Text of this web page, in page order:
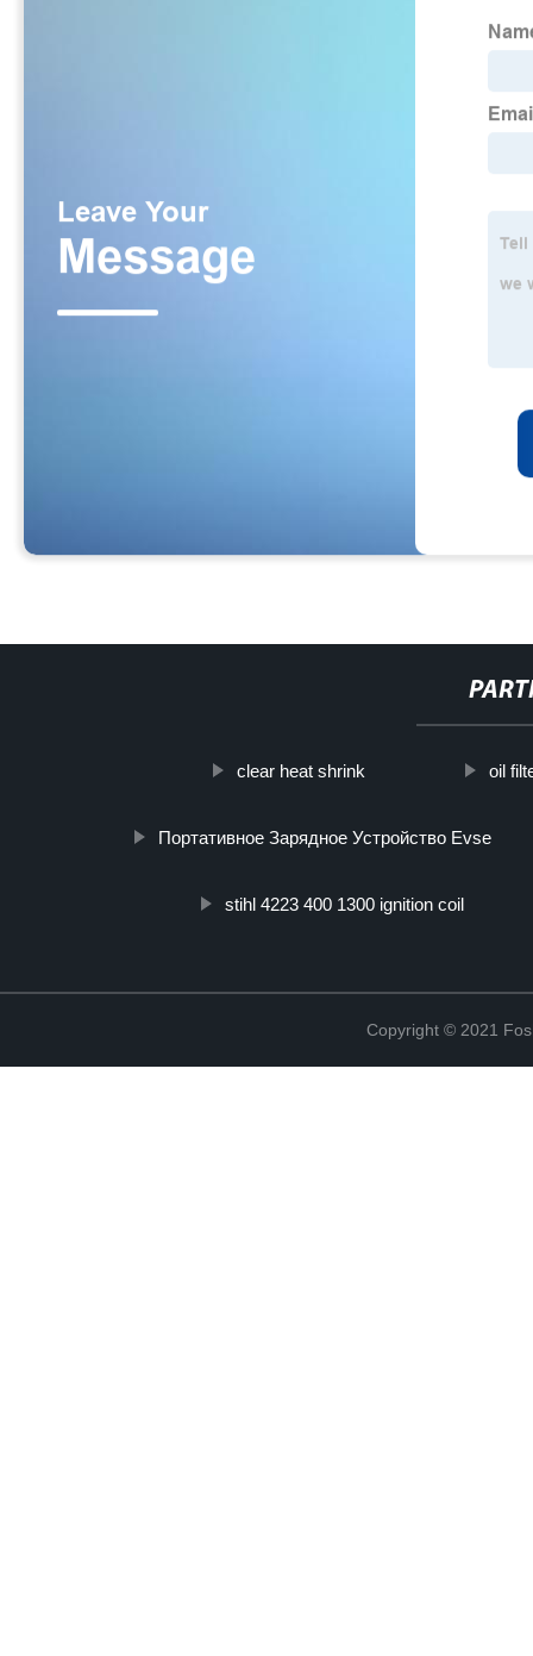
clear heat shrink oil
Портативное Зарядное Устройство Evse
stihl 4223 400 1300 ignition coil
Copyright © 2021